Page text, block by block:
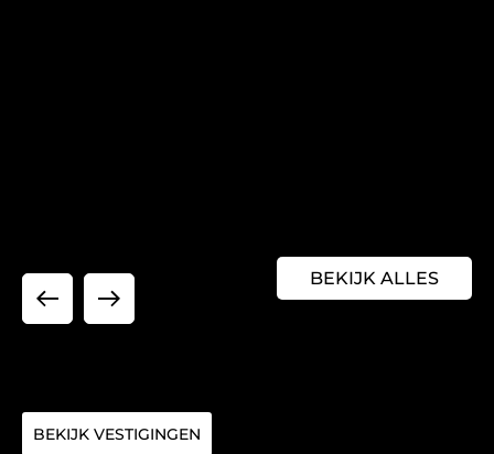
BEKIJK ALLES
BEKIJK VESTIGINGEN